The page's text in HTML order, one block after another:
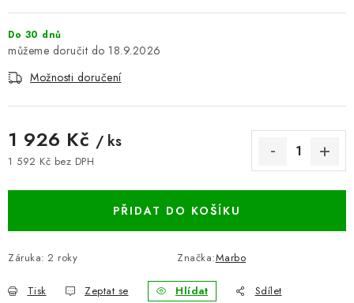
Obchodní a dodací podmínky
Ochrana osobních údajú
Cookies
Do 30 dnů
18.9.2026
Možnosti doručení
1 926 Kč / ks
1 592 Kč bez DPH
PŘIDAT DO KOŠÍKU
Záruka: 2 roky Značka:Marbo
Tisk Zeptat se Hlídat Sdílet